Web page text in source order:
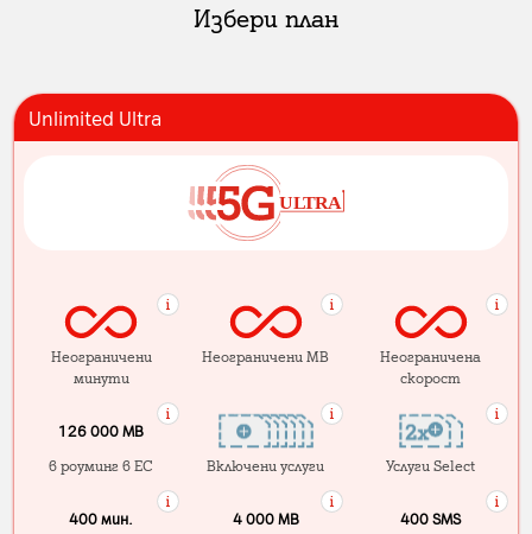
Избери план
Unlimited Ultra
Неограничени
минути
Неограничени MB
Неограничена
скорост
126 000 MB
в роуминг в ЕС
Включени услуги Услуги Select
400 мин.
4 000 МB
400 SMS